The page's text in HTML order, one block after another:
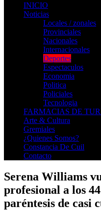
INICIO
Noticias
Locales / zonales
Provinciales
Nacionales
Internacionales
Deportes
Espectaculos
Economia
Politica
Policiales
Tecnologia
FARMACIAS DE
Arte & Cultura
Gremiales
¿Quienes Somos?
Constancia De Cuil
Contacto
Serena Williams
profesional a los
paréntesis de casi